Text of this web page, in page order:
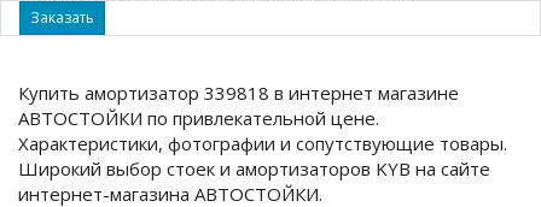
Заказать
Купить амортизатор 339818 в интернет магазине
АВТОСТОЙКИ по привлекательной цене.
Характеристики, фотографии и сопутствующие товары.
Широкий выбор стоек и амортизаторов KYB на сайте
интернет-магазина АВТОСТОЙКИ.